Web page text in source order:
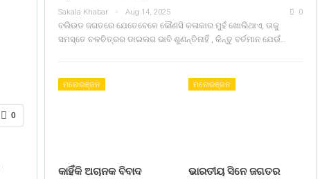
0
Sakala Khabar Aug 14, 2025 0
ବଲିଉଡ ଜଗତରେ ଯେତେବେଳେ କୌଣସି କଳାକାର ମୁହଁ ଖୋଲିଥାଏ, ତାକୁ
ସମସ୍ତେ ଚଳଚିତ୍ରର ଡାଇଲଗ ଭାବି ଶୁଣନ୍ତିନାହିଁ , କିନ୍ତୁ ବର୍ତମାନ ଯେଉଁ…
ମନୋରଞ୍ଜନ
କାହିଁକି ଅଚାନକ ବିବାଦ
ମନୋରଞ୍ଜନ
ଭାରତୀୟ ସିନେ ଜଗତର